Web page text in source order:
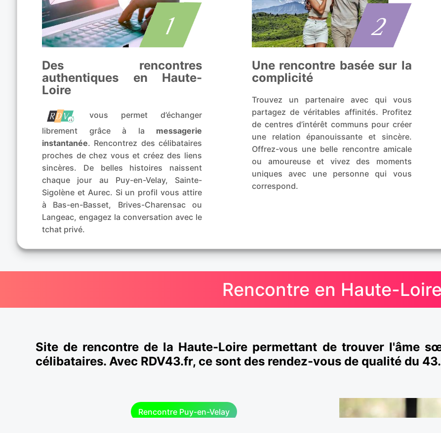
Des rencontres
authentiques en Haute-
Loire
vous permet d’échanger
librement grâce à la messagerie
instantanée. Rencontrez des célibataires
proches de chez vous et créez des liens
sincères. De belles histoires naissent
chaque jour au Puy-en-Velay, Sainte-
Sigolène et Aurec. Si un profil vous attire
à Bas-en-Basset, Brives-Charensac ou
Langeac, engagez la conversation avec le
tchat privé.
Une rencontre basée sur la
complicité
Trouvez un partenaire avec qui vous
partagez de véritables affinités. Profitez
de centres d’intérêt communs pour créer
une relation épanouissante et sincère.
Offrez-vous une belle rencontre amicale
ou amoureuse et vivez des moments
uniques avec une personne qui vous
correspond.
Rencontre en Haute-Loire
Site de rencontre de la Haute-Loire permettant de trouver l'âme
célibataires. Avec RDV43.fr, ce sont des rendez-vous de qualité du 43.
Rencontre Puy-en-Velay